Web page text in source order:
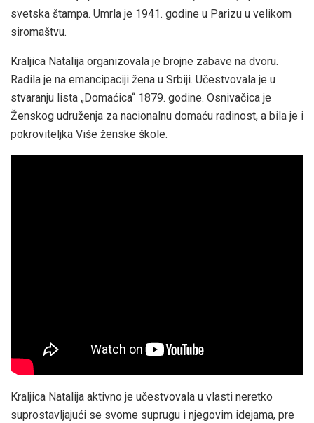
svetska štampa. Umrla je 1941. godine u Parizu u velikom
siromaštvu.
Kraljica Natalija organizovala je brojne zabave na dvoru.
Radila je na emancipaciji žena u Srbiji. Učestvovala je u
stvaranju lista „Domaćica“ 1879. godine. Osnivačica je
Ženskog udruženja za nacionalnu domaću radinost, a bila je i
pokroviteljka Više ženske škole.
Kraljica Natalija aktivno je učestvovala u vlasti neretko
suprostavljajući se svome suprugu i njegovim idejama, pre